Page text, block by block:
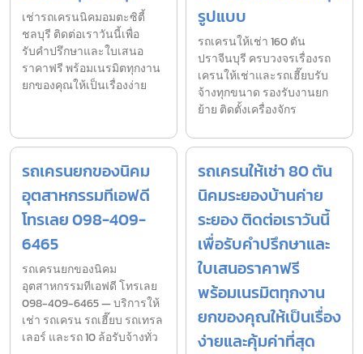
เช่ารถเครนนิคมอมตะซิตี้
ชลบุรี ติดต่อเราวันนี้เพื่อ
รับคำปรึกษาและใบเสนอ
ราคาฟรี พร้อมเนรมิตทุกงาน
ยกของคุณให้เป็นเรื่องง่าย
รูปแบบ
รถเครนให้เช่า 160 ตัน
ปราจีนบุรี ครบวงจรเรื่องรถ
เครนให้เช่าและรถเฮี๊ยบรับ
จ้างทุกขนาด รองรับงานยก
ย้าย ติดตั้งเครื่องจักร
รถเครนยกของนิคม
อุตสาหกรรมทีเอฟดี
โทรเลย 098-409-
6465
รถเครนยกของนิคม
อุตสาหกรรมทีเอฟดี โทรเลย
098-409-6465 — บริการให้
เช่า รถเครน รถเฮี๊ยบ รถเทรล
เลอร์ และรถ 10 ล้อรับจ้างทั่ว
รถเครนให้เช่า 80 ตัน
นิคมระยองบ้านค่าย
ระยอง ติดต่อเราวันนี้
เพื่อรับคำปรึกษาและ
ใบเสนอราคาฟรี
พร้อมเนรมิตทุกงาน
ยกของคุณให้เป็นเรื่อง
ง่ายและคุ้มค่าที่สุด